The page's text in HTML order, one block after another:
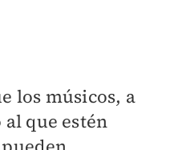
los músicos, a
que estén